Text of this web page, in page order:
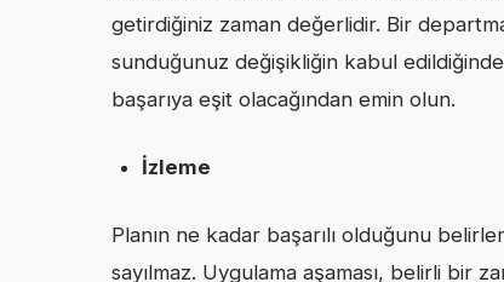
getirdiğiniz zaman değerlidir. Bir
sunduğunuz değişikliğin kabul
başarıya eşit olacağından emin olun.
İzleme
Planın ne kadar başarılı olduğunu
sayılmaz. Uygulama aşaması, belirli bir